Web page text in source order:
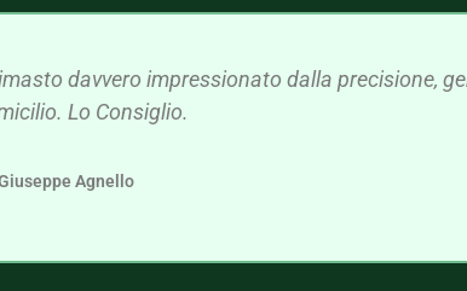
davvero impressionato dalla precisione,
Lo Consiglio.
Agnello